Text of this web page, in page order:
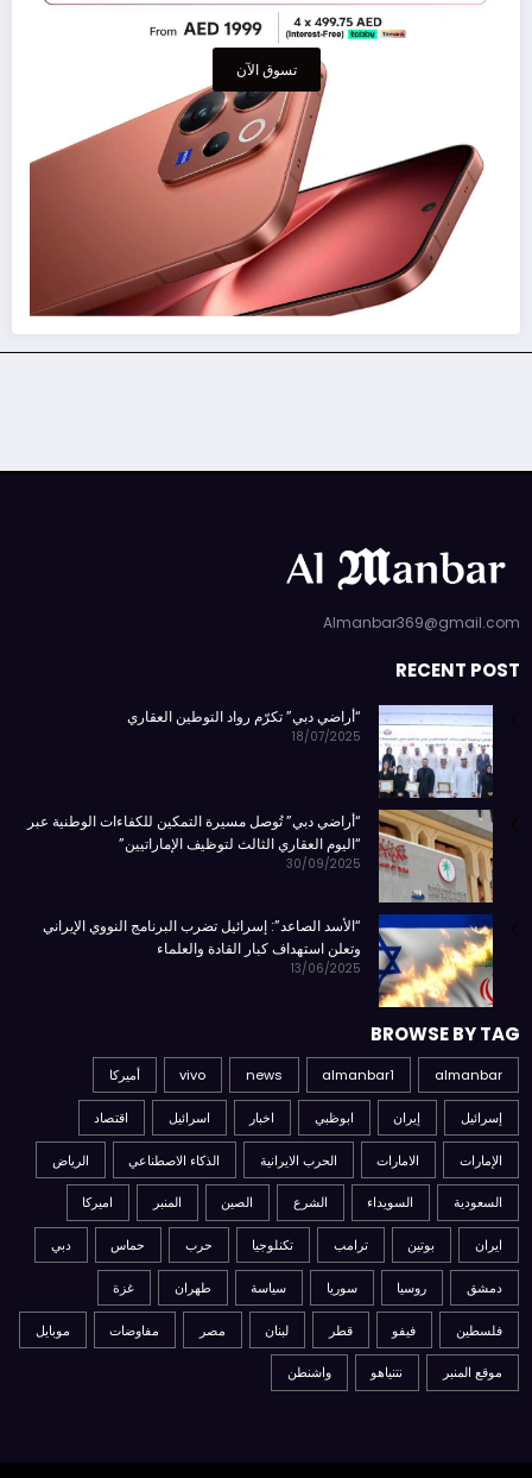
تسوق الآن
Almanbar369@gmail.com
RECENT POST
“أراضي دبي” تكرّم رواد التوطين العقاري
18/07/2025
“أراضي دبي” تُوصل مسيرة التمكين للكفاءات الوطنية عبر
“اليوم العقاري الثالث لتوظيف الإماراتيين”
30/09/2025
“الأسد الصاعد”: إسرائيل تضرب البرنامج النووي الإيراني
وتعلن استهداف كبار القادة والعلماء
13/06/2025
BROWSE BY TAG
almanbar
almanbar1
news
vivo أميركا
إسرائيل إيران ابوظبي اخبار اسرائيل اقتصاد
الإمارات الامارات الحرب الايرانية الذكاء الاصطناعي الرياض
السعودية السويداء الشرع الصين المنبر اميركا
ايران بوتين ترامب تكنلوجيا حرب حماس دبي
دمشق روسيا سوريا سياسة طهران غزة
فلسطين فيفو قطر لبنان مصر مفاوضات موبايل
موقع المنبر نتنياهو واشنطن